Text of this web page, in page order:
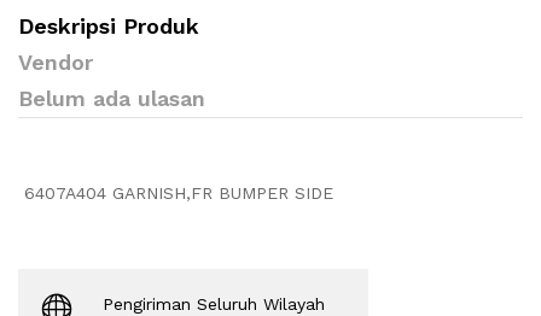
Deskripsi Produk
Vendor
Belum ada ulasan
6407A404 GARNISH,FR BUMPER SIDE
Pengiriman Seluruh Wilayah